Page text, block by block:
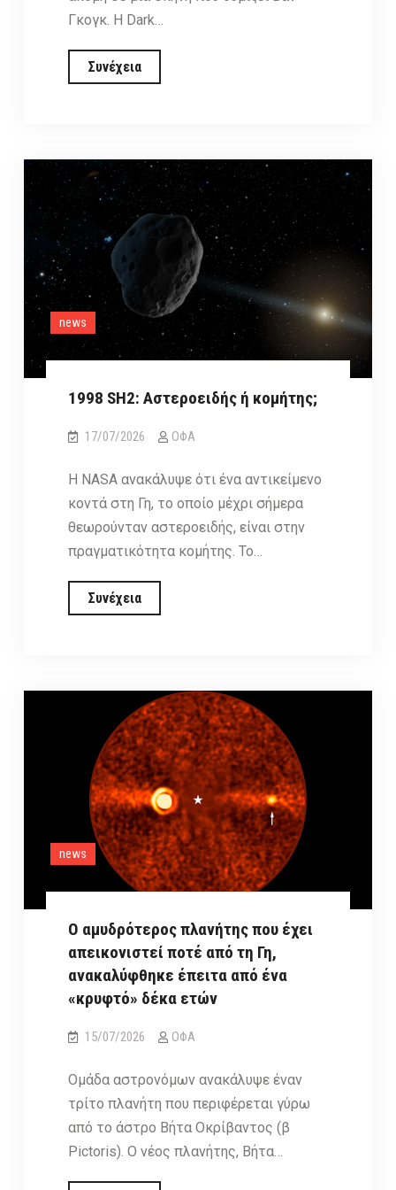
Γκογκ. Η Dark…
ΣυνέχειαΗ
news
1998 SH2: Αστεροειδής ή κομήτης;
17/07/2026 ΟΦΑ
Η NASA ανακάλυψε ότι ένα αντικείμενο
κοντά στη Γη, το οποίο μέχρι σήμερα
θεωρούνταν αστεροειδής, είναι στην
πραγματικότητα κομήτης. Το…
Συνέχεια1998
SH2:
κομήτης;
news
Ο αμυδρότερος πλανήτης που έχει
απεικονιστεί ποτέ από τη Γη,
ανακαλύφθηκε έπειτα από ένα
«κρυφτό» δέκα ετών
15/07/2026 ΟΦΑ
Ομάδα αστρονόμων ανακάλυψε έναν
τρίτο πλανήτη που περιφέρεται γύρω
από το άστρο Βήτα Οκρίβαντος (β
Pictoris). Ο νέος πλανήτης, Βήτα…